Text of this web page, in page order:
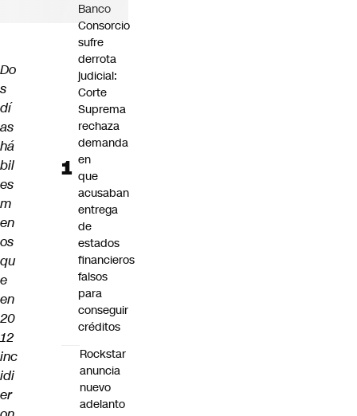
Do
s
dí
as
há
bil
es
m
en
os
qu
e
en
20
12
inc
idi
er
Banco
Consorcio
sufre
derrota
judicial:
Corte
Suprema
rechaza
demanda
en
que
acusaban
entrega
de
estados
financieros
falsos
para
conseguir
créditos
Rockstar
anuncia
nuevo
adelanto